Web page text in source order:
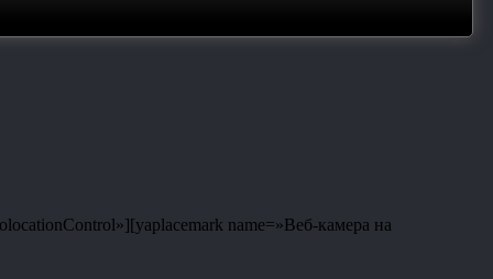
name=»Веб-камера на